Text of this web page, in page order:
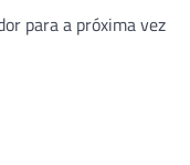
para a próxima vez